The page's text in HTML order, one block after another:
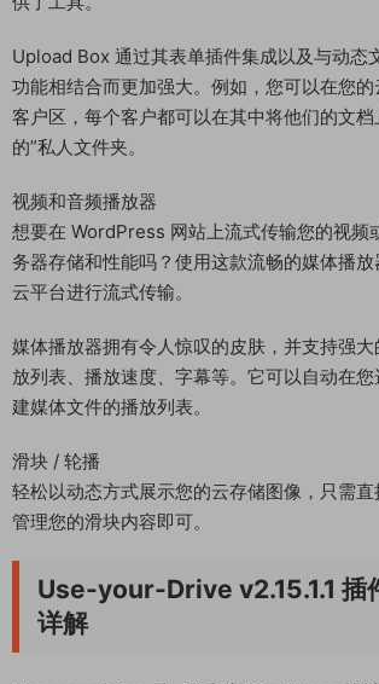
Upload Box 通过其表单插件集成以及与动态
功能相结合而更加强大。例如，您可以在您
客户区，每个客户都可以在其中将他们的文档
的”私人文件夹。
视频和音频播放器
想要在 WordPress 网站上流式传输您的视频
务器存储和性能吗？使用这款流畅的媒体播
云平台进行流式传输。
媒体播放器拥有令人惊叹的皮肤，并支持强
放列表、播放速度、字幕等。它可以自动在
建媒体文件的播放列表。
滑块 / 轮播
轻松以动态方式展示您的云存储图像，只需
管理您的滑块内容即可。
Use-your-Drive v2.15.1.1 插
详解